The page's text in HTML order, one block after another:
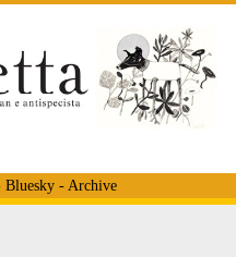
Bluesky- Archive